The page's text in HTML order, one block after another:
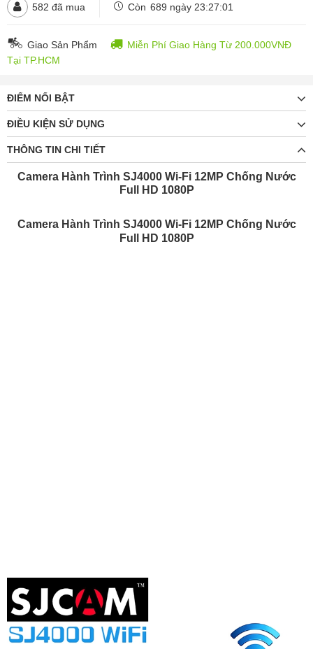
582 đã mua Còn 689 ngày 23:27:00
Giao Sản Phẩm
Miễn Phí Giao Hàng Từ 200.000VNĐ
Tại TP.HCM
ĐIỂM NỔI BẬT
ĐIỀU KIỆN SỬ DỤNG
THÔNG TIN CHI TIẾT
Camera Hành Trình SJ4000 Wi-Fi 12MP Chống Nước
Full HD 1080P
Camera Hành Trình SJ4000 Wi-Fi 12MP Chống Nước
Full HD 1080P